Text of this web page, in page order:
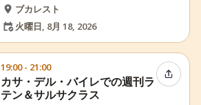
ブカレスト
火曜日, 8月 18, 2026
19:00 - 21:00
カサ・デル・バイレでの週刊ラ
テン＆サルサクラス
イベン